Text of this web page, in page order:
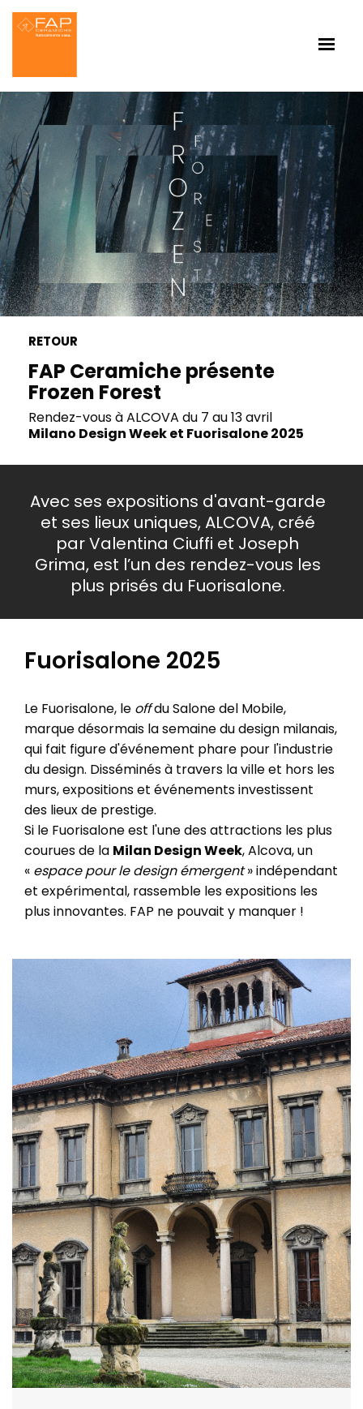
RETOUR
FAP Ceramiche présente
Frozen Forest
Rendez-vous à ALCOVA du 7 au 13 avril
Milano Design Week et Fuorisalone 2025
Avec ses expositions d'avant-garde
et ses lieux uniques, ALCOVA, créé
par Valentina Ciuffi et Joseph
Grima, est l’un des rendez-vous les
plus prisés du Fuorisalone.
Fuorisalone 2025
Le Fuorisalone, le offdu Salone del Mobile,
marque désormais la semaine du design milanais,
qui fait figure d'événement phare pour l'industrie
du design. Disséminés à travers la ville et hors les
murs, expositions et événements investissent
des lieux de prestige.
Si le Fuorisalone est l'une des attractions les plus
courues de la Milan Design Week, Alcova, un
« espace pour le design émergent» indépendant
et expérimental, rassemble les expositions les
plus innovantes. FAP ne pouvait y manquer !